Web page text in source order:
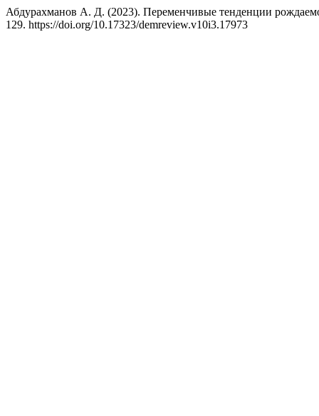
Абдурахманов А. Д. (2023). Переменчивые тенденции
129. https://doi.org/10.17323/demreview.v10i3.17973